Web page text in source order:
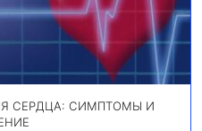
СЕРДЦА: СИМПТОМЫ И